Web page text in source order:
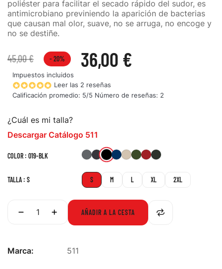
poliéster para facilitar el secado rápido del sudor, es
antimicrobiano previniendo la aparición de bacterias
que causan mal olor, suave, no se arruga, no encoge y
no se destiñe.
45,00 € 36,00 €
- 20%
Impuestos incluidos
Leer las 2 reseñas
Calificación promedio: 5/5 Número de reseñas: 2
¿Cuál es mi talla?
Descargar Catálogo 511
COLOR : 019-BLK
092-
STO
018-
CHA
019-724-160-190-477-860-
TALLA : S
S M L XL 2XL
AÑADIR A LA CESTA
Marca: 511